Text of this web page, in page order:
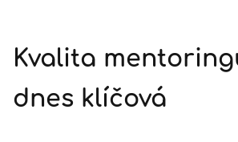
Kvalita
dnes klíčová